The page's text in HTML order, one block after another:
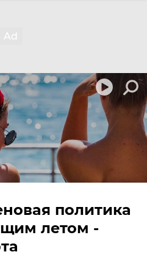
политика
летом -